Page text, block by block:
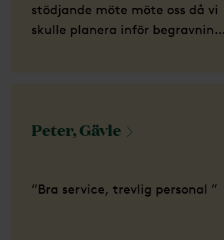
stödjande möte möte oss då vi
skulle planera inför begravning.
samtidigt är ej lätt. Vi kommer
Peter,Gävle
”Bra service, trevlig personal ”